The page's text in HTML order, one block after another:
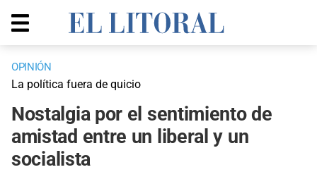
OPINIÓN
La política fuera de quicio
Nostalgia por el sentimiento de
amistad entre un liberal y un
socialista